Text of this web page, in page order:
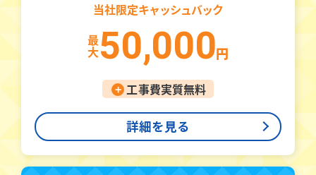
当社限定キャッシュバック
最
大50,000 円
+ 工事費実質無料
詳細を見る